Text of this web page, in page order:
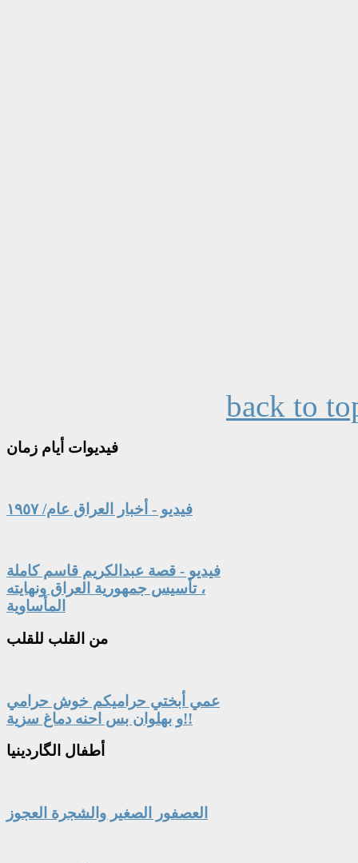
back to
فيديوات أيام زمان
فيديو - أخبار العراق عام/ ١٩٥٧
فيديو - قصة عبدالكريم قاسم كاملة
، تأسيس جمهورية العراق ونهايته
المأساوية
من القلب للقلب
عمي أبختي حراميكم خوش حرامي
و بهلوان بس احنه دماغ سزية!!
أطفال الگاردينيا
العصفور الصغير والشجرة العجوز